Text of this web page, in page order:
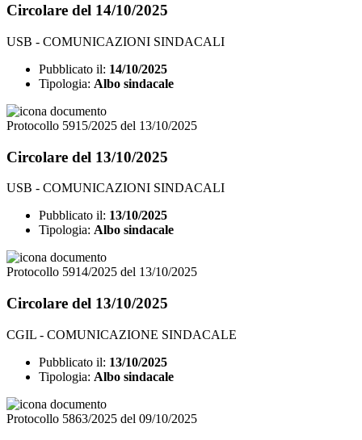
Circolare del 14/10/2025
USB - COMUNICAZIONI SINDACALI
Pubblicato il: 14/10/2025
Tipologia: Albo sindacale
Protocollo 5915/2025 del 13/10/2025
Circolare del 13/10/2025
USB - COMUNICAZIONI SINDACALI
Pubblicato il: 13/10/2025
Tipologia: Albo sindacale
Protocollo 5914/2025 del 13/10/2025
Circolare del 13/10/2025
CGIL - COMUNICAZIONE SINDACALE
Pubblicato il: 13/10/2025
Tipologia: Albo sindacale
Protocollo 5863/2025 del 09/10/2025